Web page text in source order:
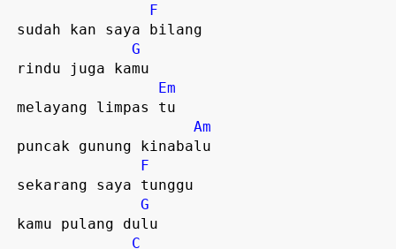
F
G
Em
Am
F
G
C